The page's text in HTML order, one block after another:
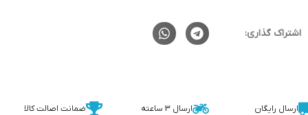
اشتراک گذاری:
ارسال رایگان ارسال 3 ساعته ضمانت اصالت کالا